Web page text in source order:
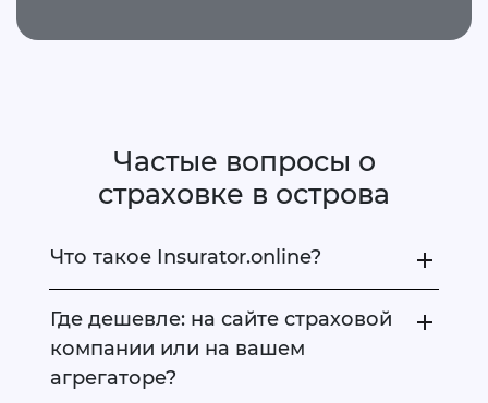
Частые вопросы о
страховке в острова
Что такое Insurator.online?
Где дешевле: на сайте страховой
компании или на вашем
агрегаторе?